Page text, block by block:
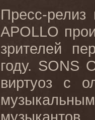
Пресс-релиз
APOLLO
зрителей
году. SONS
виртуоз с